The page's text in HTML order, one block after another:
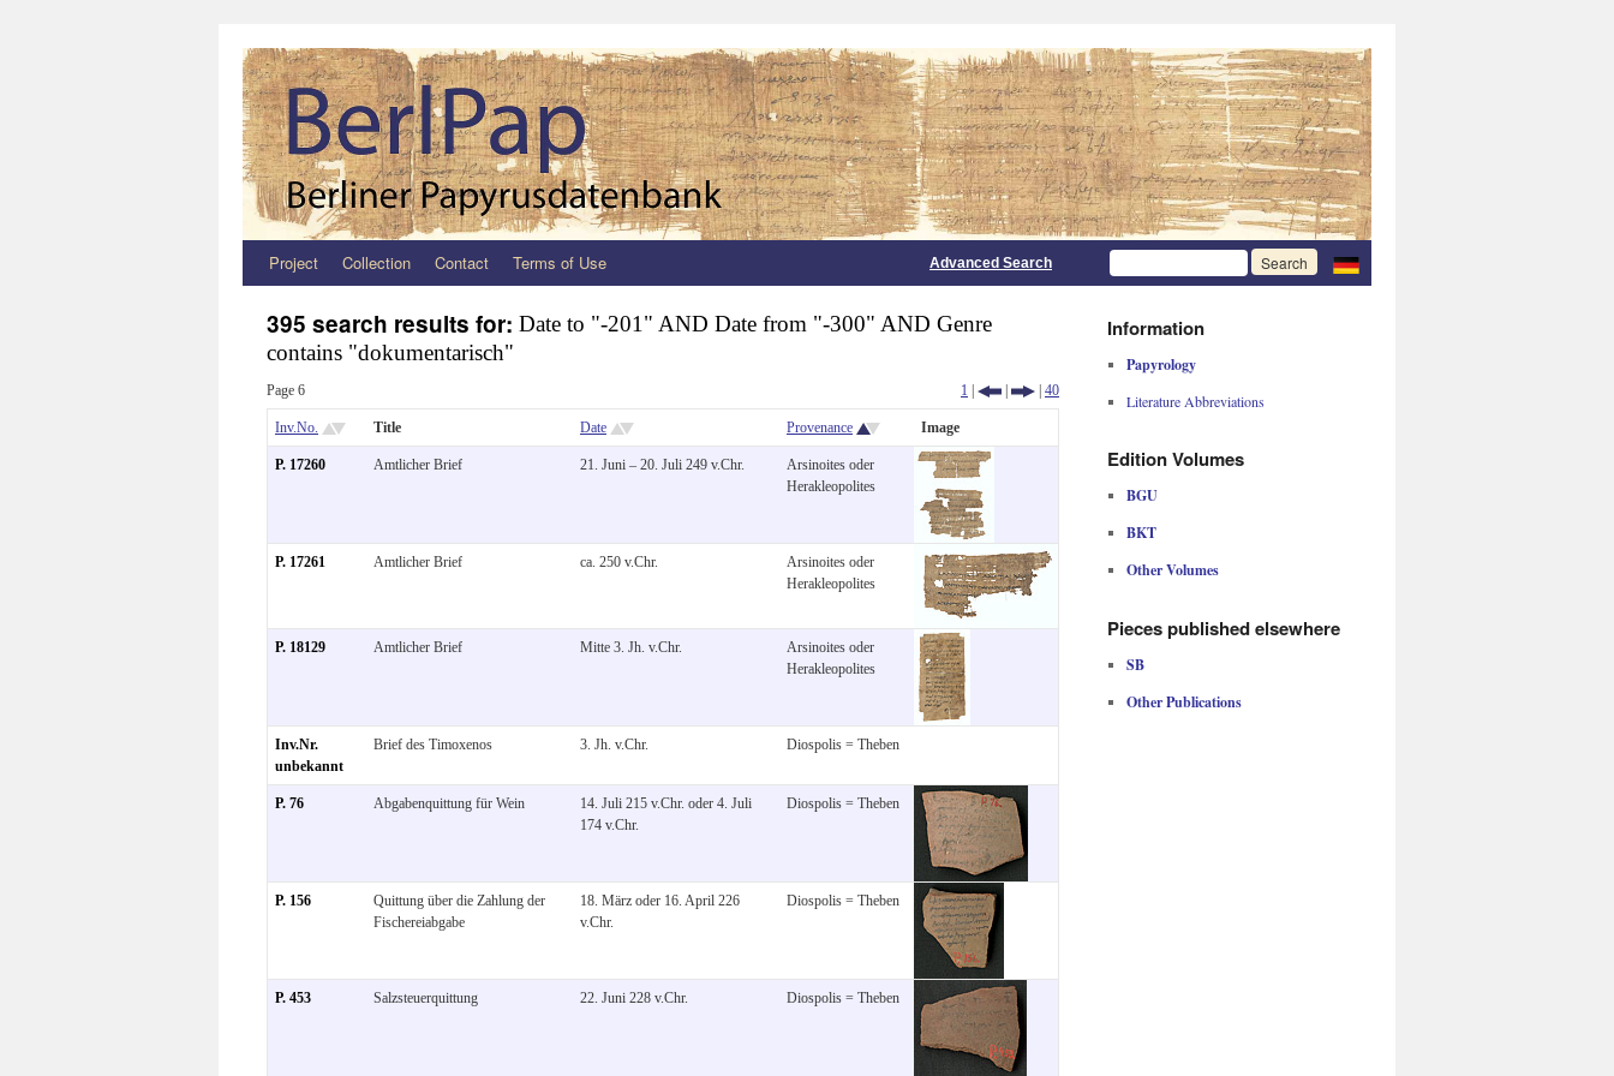
Zum
springen
Project Collection Contact Terms of Use Advanced Search
395 search results for: Date to "-201" AND Date from "-300" AND Genre
contains "dokumentarisch"
Page 6 1 | | | 40
Inv.No. Title Date Provenance Image
P. 17260 Amtlicher Brief 21. Juni – 20. Juli 249 v.Chr.
Arsinoites oder
Herakleopolites
P. 17261 Amtlicher Brief ca. 250 v.Chr.
Arsinoites oder
Herakleopolites
P. 18129 Amtlicher Brief Mitte 3. Jh. v.Chr.
Arsinoites oder
Herakleopolites
Inv.Nr.
unbekannt
Brief des Timoxenos 3. Jh. v.Chr. Diospolis = Theben
P. 76 Abgabenquittung für Wein
14. Juli 215 v.Chr. oder 4. Juli
174 v.Chr.
Diospolis = Theben
P. 156
Quittung über die Zahlung der
Fischereiabgabe
18. März oder 16. April 226
v.Chr.
Diospolis = Theben
P. 453 Salzsteuerquittung 22. Juni 228 v.Chr. Diospolis = Theben
Information
Papyrology
Literature Abbreviations
Edition Volumes
BGU
BKT
Other Volumes
Pieces published elsewhere
SB
Other Publications